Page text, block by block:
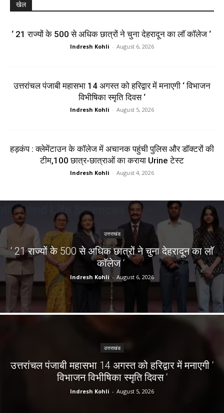
खेल
‘ 21 राज्यों के 500 से अधिक छात्रों ने चुना देहरादून का लाॅ काॅलेज ‘
Indresh Kohli - August 6, 2026
उत्तरांचल पंजाबी महासभा 14 अगस्त को हरिद्वार में मनाएगी ‘ विभाजन
विभीषिका स्मृति दिवस ‘
Indresh Kohli - August 5, 2026
हड़कंप : क्लेमेंटाउन के कॉलेज में अचानक पहुंची पुलिस और डॉक्टरों की
टीम,100 छात्र-छात्राओं का कराया Urine टेस्ट
Indresh Kohli - August 4, 2026
उत्तराखंड
‘ 21 राज्यों के 500 से अधिक छात्रों ने चुना देहरादून का लाॅ
काॅलेज ‘
Indresh Kohli - August 6, 2026
उत्तराखंड
उत्तरांचल पंजाबी महासभा 14 अगस्त को हरिद्वार में मनाएगी ‘
विभाजन विभीषिका स्मृति दिवस ‘
Indresh Kohli - August 5, 2026